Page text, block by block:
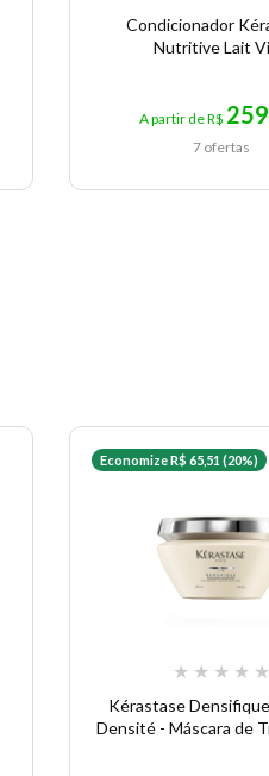
Condicionador
Nutritive Lait
A partir de R$
7 ofertas
Economize R$ 65,51 (20%)
★ ★ ★ ★ ★
Kérastase
Densité - Máscara de